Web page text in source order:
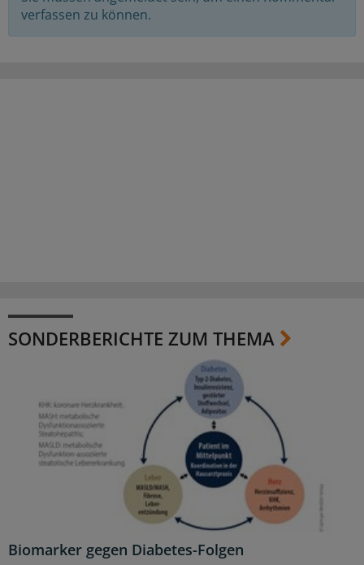
verfassen zu können.
SONDERBERICHTE ZUM THEMA
Biomarker gegen Diabetes-Folgen